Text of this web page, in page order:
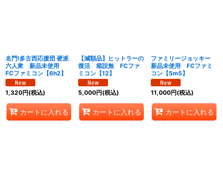
名門!多古西応援団 硬派
六人衆 新品未使用
FCファミコン【6h2】
1,320円(税込)
カートに入れる
【減額品】ヒットラーの
復活 箱説無 FCファ
ミコン【12】
5,000円(税込)
カートに入れる
ファミリージョッキー
新品未使用 FCファミ
コン【5m5】
11,000円(税込)
カートに入れる